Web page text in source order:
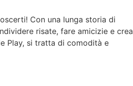
Con una lunga storia di
risate, fare amicizie e
Play, si tratta di comodità e